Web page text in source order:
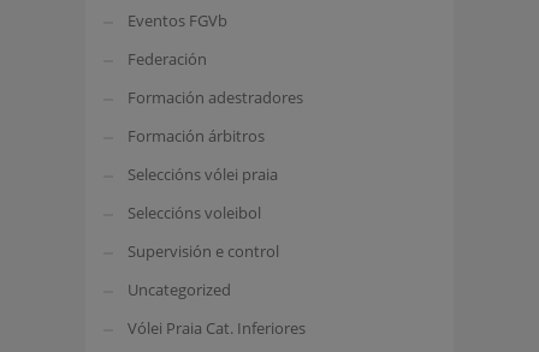
Eventos FGVb
Federación
Formación adestradores
Formación árbitros
Seleccións vólei praia
Seleccións voleibol
Supervisión e control
Uncategorized
Vólei Praia Cat. Inferiores